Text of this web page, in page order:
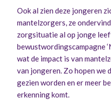
Ook al zien deze jongeren
mantelzorgers, ze
zorgsituatie al op jonge
bewustwordingscampagne
wat de impact is van
van jongeren. Zo hopen we
gezien worden en er meer
erkenning komt.